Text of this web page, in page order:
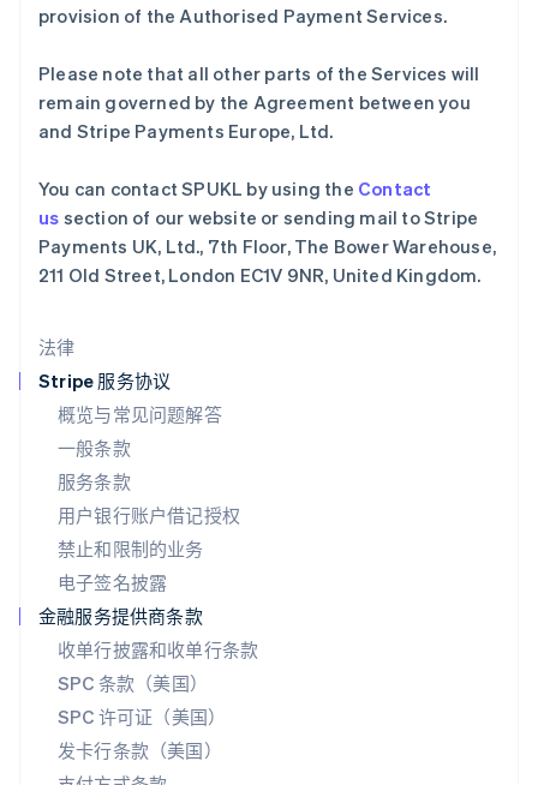
法律
Stripe 服务协议
概览与常见问题解答
一般条款
服务条款
用户银行账户借记授权
禁止和限制的业务
电子签名披露
金融服务提供商条款
收单行披露和收单行条款
SPC 条款（美国）
SPC 许可证（美国）
发卡行条款（美国）
provision of the Authorised Payment Services.
Please note that all other parts of the Services will
remain governed by the Agreement between you
and Stripe Payments Europe, Ltd.
You can contact SPUKL by using the Contact
us section of our website or sending mail to Stripe
Payments UK, Ltd., 7th Floor, The Bower Warehouse,
211 Old Street, London EC1V 9NR, United Kingdom.
列支敦士登
卢森堡
FrançaisDeutsch English
罗马尼亚
English
马来西亚
English简体中文
美国
Español
挪威
葡萄牙
Português
日本
日本語English
瑞典
SvenskaEnglish
DeutschFrançais
塞浦路斯
English
斯洛伐克
English
斯洛文尼亚
泰国